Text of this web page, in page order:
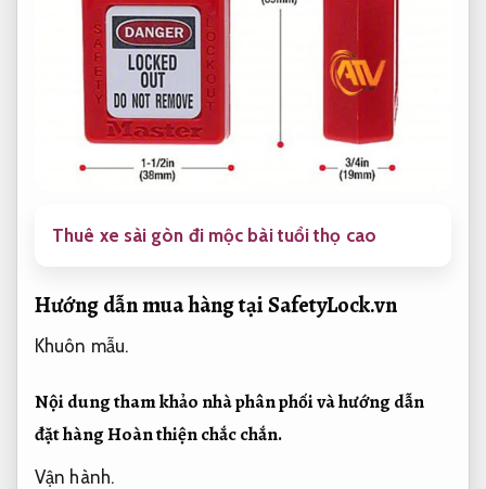
Thuê xe sài gòn đi mộc bài tuổi thọ cao
Hướng dẫn mua hàng tại SafetyLock.vn
Khuôn mẫu.
Nội dung tham khảo nhà phân phối và hướng dẫn
đặt hàngHoàn thiện chắc chắn.
Vận hành.